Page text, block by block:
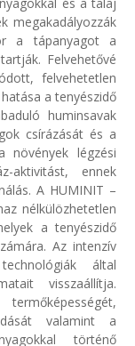
megakadályozzák
a tápanyagot a
Felvehetővé
felvehetetlen
hatása a tenyészidő
huminsavak
csírázását és a
növények légzési
aktivitást, ennek
A HUMINIT –
nélkülözhetetlen
a tenyészidő
Az intenzív
által
visszaállítja.
valamint a
történő